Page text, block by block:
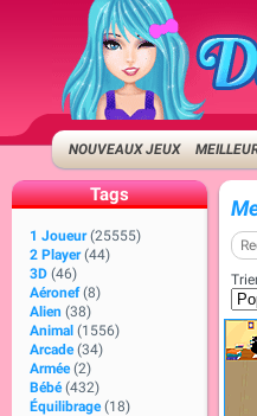
NOUVEAUX JEUX
Tags
1 Joueur (25555)
2 Player (44)
3D (46)
Aéronef (8)
Alien (38)
Animal (1556)
Arcade (34)
Armée (2)
Bébé (432)
Équilibrage (18)